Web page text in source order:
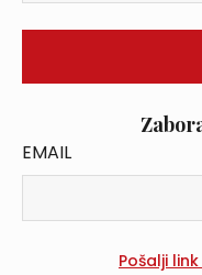
EMAIL